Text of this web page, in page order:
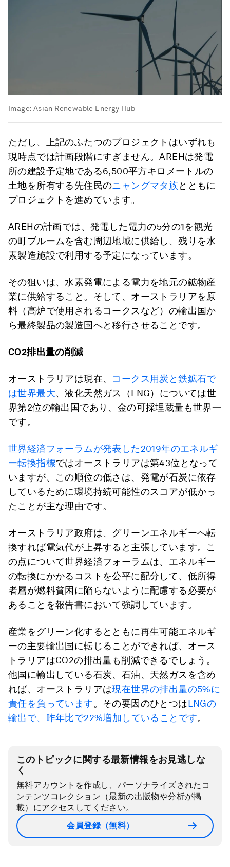
Image: Asian Renewable Energy Hub
ただし、上記のふたつのプロジェクトはいずれも
現時点では計画段階にすぎません。AREHは発電
所の建設予定地である6,500平方キロメートルの
土地を所有する先住民のニャングマタ族とともに
プロジェクトを進めています。
AREHの計画では、発電した電力の5分の1を観光
の町ブルームを含む周辺地域に供給し、残りを水
素製造施設で利用する予定になっています。
その狙いは、水素発電による電力を地元の鉱物産
業に供給すること。そして、オーストラリアを原
料（高炉で使用されるコークスなど）の輸出国か
ら最終製品の製造国へと移行させることです。
CO2排出量の削減
オーストラリアは現在、 コークス用炭と鉄鉱石で
は世界最大、液化天然ガス（LNG）については世
界第2位の輸出国であり、金の可採埋蔵量も世界一
です。
世界経済フォーラムが発表した2019年のエネルギ
ー転換指標ではオーストラリアは第43位となって
いますが、この順位の低さは、発電が石炭に依存
しているために環境持続可能性のスコアが低かっ
たことが主な理由です。
オーストラリア政府は、グリーンエネルギーへ転
換すれば電気代が上昇すると主張しています。こ
の点について世界経済フォーラムは、エネルギー
の転換にかかるコストを公平に配分して、低所得
者層が燃料貧困に陥らないように配慮する必要が
あることを報告書において強調しています。
産業をグリーン化するとともに再生可能エネルギ
ーの主要輸出国に転じることができれば、オース
トラリアはCO2の排出量も削減できるでしょう。
他国に輸出している石炭、石油、天然ガスを含め
れば、オーストラリアは現在世界の排出量の5%に
責任を負っています。その要因のひとつはLNGの
輸出で、昨年比で22%増加していることです。
このトピックに関する最新情報をお見逃しな
く
無料アカウントを作成し、パーソナライズされたコ
ンテンツコレクション（最新の出版物や分析が掲
載）にアクセスしてください。
会員登録（無料）